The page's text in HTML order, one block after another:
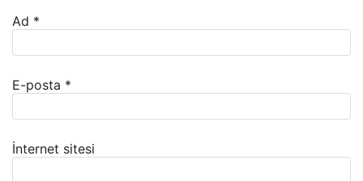
Ad *
E-posta *
İnternet sitesi